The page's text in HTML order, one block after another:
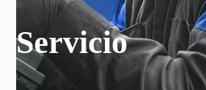
Servicio